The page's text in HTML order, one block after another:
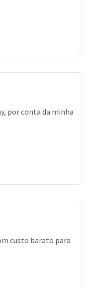
por conta da minha
custo barato para